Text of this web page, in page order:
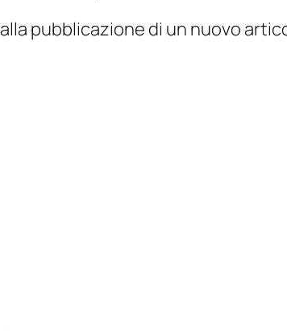
pubblicazione di un nuovo